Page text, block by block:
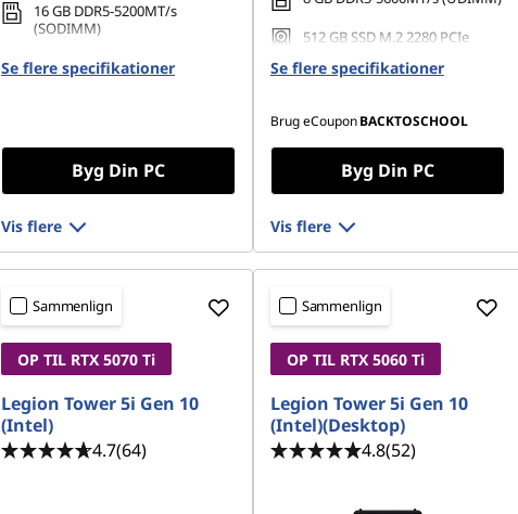
16 GB DDR5-5200MT/s
(SODIMM)
512 GB SSD M.2 2280 PCIe
Gen4 QLC
Se flere specifikationer
Byg Din PC
Vis flere
512 GB SSD M.2 2280 PCIe
Se flere specifikationer
Brug eCouponBACKTOSCHOOL
Byg Din PC
Vis flere
Sammenlign
OP TIL RTX 5070 Ti
Legion Tower 5i Gen 10
(Intel)
4.7(64)
Sammenlign
OP TIL RTX 5060 Ti
Legion Tower 5i Gen 10
(Intel)(Desktop)
4.8(52)